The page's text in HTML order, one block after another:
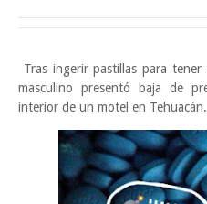
Tras ingerir pastillas para
masculino presentó baja de
interior de un motel en Tehuacán.